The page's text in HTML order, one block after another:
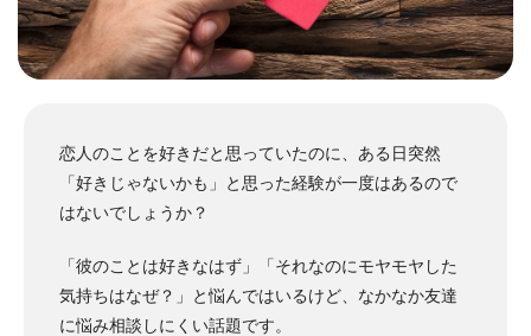
恋人のことを好きだと思っていたのに、ある日突然
「好きじゃないかも」と思った経験が一度はあるので
はないでしょうか？
「彼のことは好きなはず」「それなのにモヤモヤした
気持ちはなぜ？」と悩んではいるけど、なかなか友達
に悩み相談しにくい話題です。